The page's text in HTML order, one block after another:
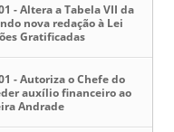
- Altera a Tabela VII da
nova redação à Lei
Gratificadas
- Autoriza o Chefe do
auxílio financeiro ao
Andrade